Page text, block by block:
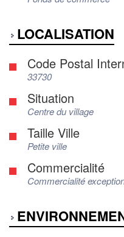
LOCALISATION
Code Postal
33730
Situation
Centre du village
Taille Ville
Petite ville
Commercialité
Commercialité